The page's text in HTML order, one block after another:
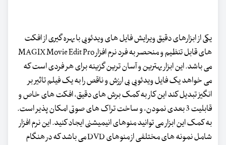
یکی از ابزارهای دقیق ویرایش فایل های ویدئویی با بهره گیری از افکت
های قابل تنظیم و منحصر به فرد نرم افزار MAGIX Movie Edit Pro
می باشد. این ابزار بهترین و آسان ترین گزینه برای هر فردی است که
می خواهد یک فایل ویدئویی بی ارزش و ناقص را به یک فیلم تاثیر بر
انگیز تبدیل کند این کار به کمک برش های دقیق، افکت های خاص و
قابلیت 3 بعدی نمودن، و ساخت تراک های صوتی امکان پذیر است.
به کمک این ابزار می توانید منوهای انیمیشنی ایجاد کنید. این نرم افزار
شامل نمونه های مختلفی از منوهای DVD می باشد که در هنگام